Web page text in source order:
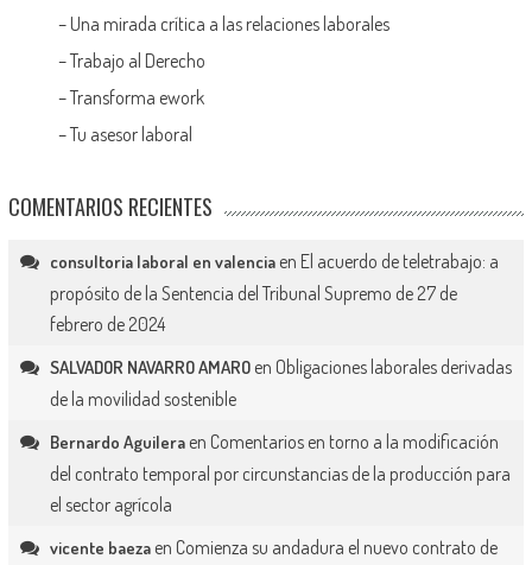
– Una mirada crítica a las relaciones laborales
–Trabajo al Derecho
–Transforma ework
–Tu asesor laboral
COMENTARIOS RECIENTES
consultoria laboral en valenciaen El acuerdo de teletrabajo: a
propósito de la Sentencia del Tribunal Supremo de 27 de
febrero de 2024
SALVADOR NAVARRO AMAROen Obligaciones laborales derivadas
de la movilidad sostenible
Bernardo Aguileraen Comentarios en torno a la modificación
del contrato temporal por circunstancias de la producción para
el sector agrícola
vicente baezaen Comienza su andadura el nuevo contrato de